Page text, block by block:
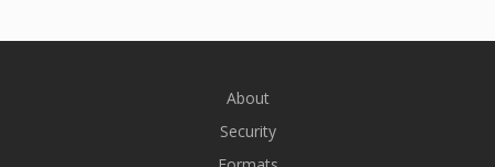
About
Security